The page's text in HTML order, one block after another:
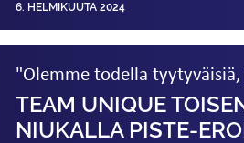
6. HELMIKUUTA 2024
"Olemme todella
TEAM UNIQUE
NIUKALLA PISTE-